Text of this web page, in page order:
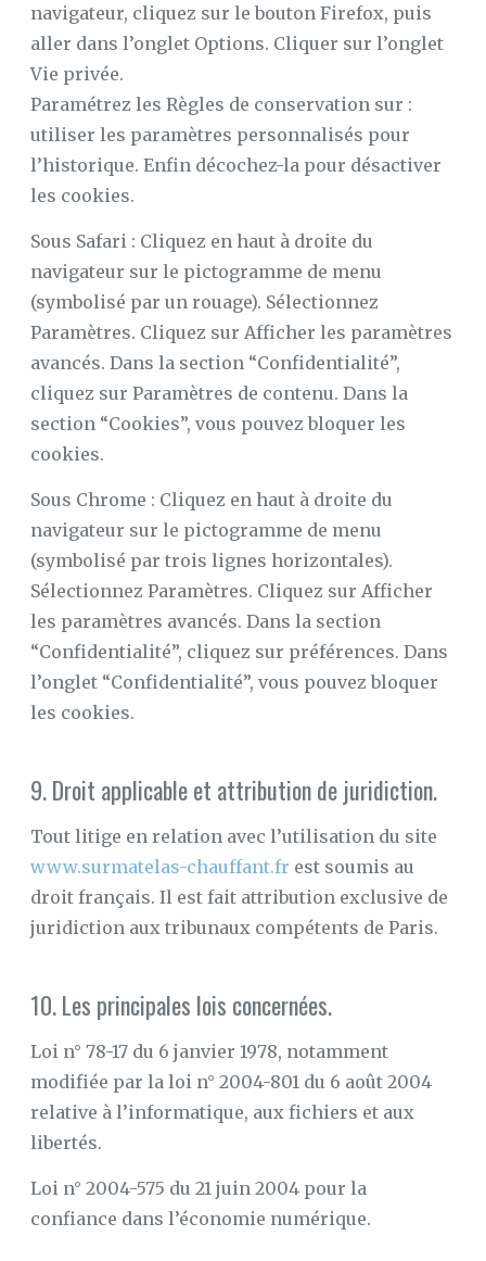
navigateur, cliquez sur le bouton Firefox, puis
aller dans l’onglet Options. Cliquer sur l’onglet
Vie privée.
Paramétrez les Règles de conservation sur :
utiliser les paramètres personnalisés pour
l’historique. Enfin décochez-la pour désactiver
les cookies.
Sous Safari : Cliquez en haut à droite du
navigateur sur le pictogramme de menu
(symbolisé par un rouage). Sélectionnez
Paramètres. Cliquez sur Afficher les paramètres
avancés. Dans la section “Confidentialité”,
cliquez sur Paramètres de contenu. Dans la
section “Cookies”, vous pouvez bloquer les
cookies.
Sous Chrome : Cliquez en haut à droite du
navigateur sur le pictogramme de menu
(symbolisé par trois lignes horizontales).
Sélectionnez Paramètres. Cliquez sur Afficher
les paramètres avancés. Dans la section
“Confidentialité”, cliquez sur préférences. Dans
l’onglet “Confidentialité”, vous pouvez bloquer
les cookies.
9. Droit applicable et attribution de juridiction.
Tout litige en relation avec l’utilisation du site
www.surmatelas-chauffant.fr est soumis au
droit français. Il est fait attribution exclusive de
juridiction aux tribunaux compétents de Paris.
10. Les principales lois concernées.
Loi n° 78-17 du 6 janvier 1978, notamment
modifiée par la loi n° 2004-801 du 6 août 2004
relative à l’informatique, aux fichiers et aux
libertés.
Loi n° 2004-575 du 21 juin 2004 pour la
confiance dans l’économie numérique.